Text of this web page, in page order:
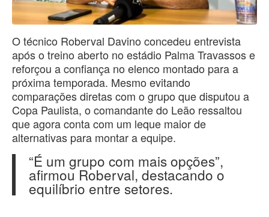
O técnico Roberval Davino concedeu entrevista
após o treino aberto no estádio Palma Travassos e
reforçou a confiança no elenco montado para a
próxima temporada. Mesmo evitando
comparações diretas com o grupo que disputou a
Copa Paulista, o comandante do Leão ressaltou
que agora conta com um leque maior de
alternativas para montar a equipe.
“É um grupo com mais opções”,
afirmou Roberval, destacando o
equilíbrio entre setores.